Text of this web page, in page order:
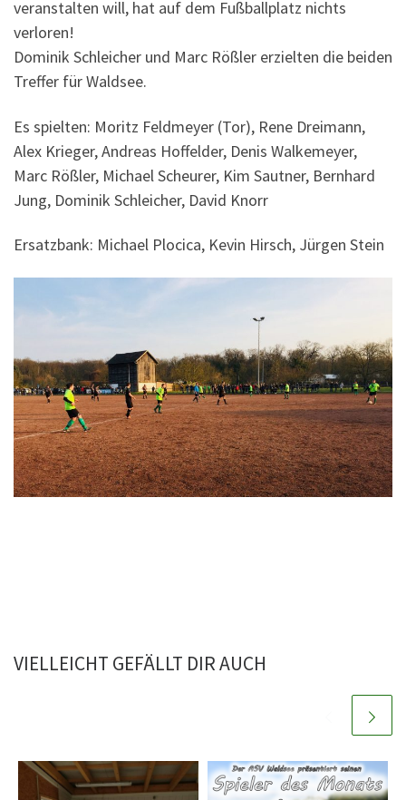
veranstalten will, hat auf dem Fußballplatz nichts
verloren!
Dominik Schleicher und Marc Rößler erzielten die beiden
Treffer für Waldsee.
Es spielten: Moritz Feldmeyer (Tor), Rene Dreimann,
Alex Krieger, Andreas Hoffelder, Denis Walkemeyer,
Marc Rößler, Michael Scheurer, Kim Sautner, Bernhard
Jung, Dominik Schleicher, David Knorr
Ersatzbank: Michael Plocica, Kevin Hirsch, Jürgen Stein
VIELLEICHT GEFÄLLT DIR AUCH